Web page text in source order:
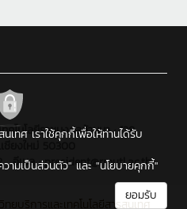
โนโลยีราชมงคลล้านนา : 128
ยงใหม่ 50300
, อีเมล : president@rmutl.ac.th
เทศ เราใช้คุกกี้เพื่อให้ท่านได้รับ
วามเป็นส่วนตัว" และ "นโยบายคุกกี้"
ยอมรับ
ทยบริการและเทคโนโลยีสารสนเทศ